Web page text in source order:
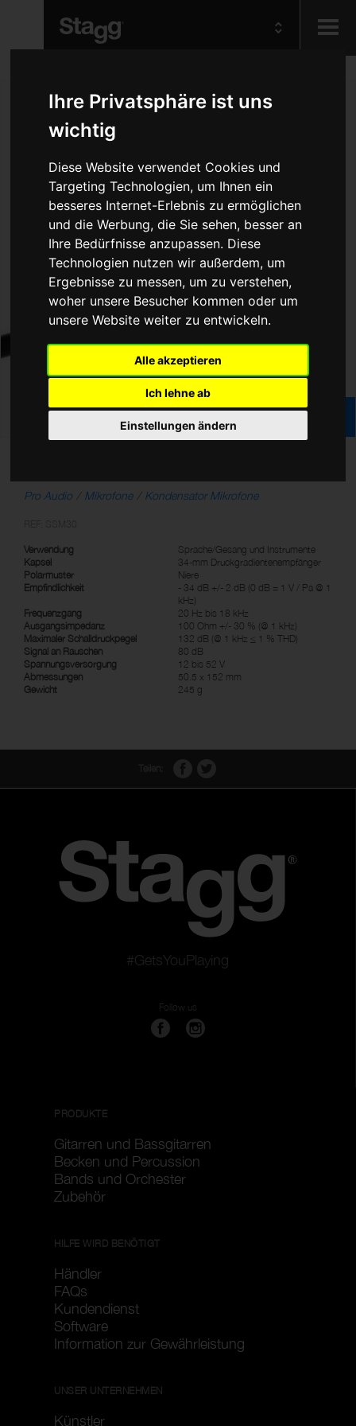
Ihre Privatsphäre ist uns
wichtig
Diese Website verwendet Cookies und
Targeting Technologien, um Ihnen ein
besseres Internet-Erlebnis zu ermöglichen
und die Werbung, die Sie sehen, besser an
Ihre Bedürfnisse anzupassen. Diese
Technologien nutzen wir außerdem, um
Ergebnisse zu messen, um zu verstehen,
woher unsere Besucher kommen oder um
unsere Website weiter zu entwickeln.
Alle akzeptieren
Ich lehne ab
Einstellungen ändern
Pro Audio Mikrofone Kondensator Mikrofone
Verwendung
Sprache/Gesang und Instrumente
Kapsel
34-mm Druckgradientenempfänger
Polarmuster
Niere
Empfindlichkeit
- 34 dB +/- 2 dB (0 dB = 1 V / Pa @ 1
kHz)
Frequenzgang
20 Hz bis 18 kHz
Ausgangsimpedanz
100 Ohm +/- 30 % (@ 1 kHz)
Maximaler Schalldruckpegel
132 dB (@ 1 kHz ≤ 1 % THD)
Signal an Rauschen
80 dB
Spannungsversorgung
12 bis 52 V
Abmessungen
50.5 x 152 mm
Gewicht
245 g
#GetsYouPlaying
Follow us
PRODUKTE
Gitarren und Bassgitarren
Becken und Percussion
Bands und Orchester
Zubehör
HILFE WIRD BENÖTIGT
Händler
FAQs
Kundendienst
Software
Information zur Gewährleistung
UNSER UNTERNEHMEN
Künstler